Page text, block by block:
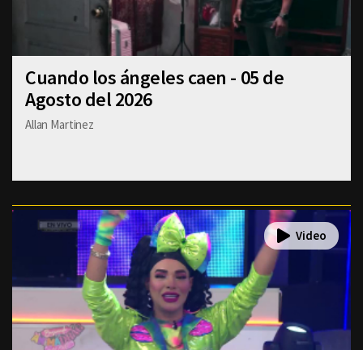
Cuando los ángeles caen - 05 de
Agosto del 2026
Allan Martinez